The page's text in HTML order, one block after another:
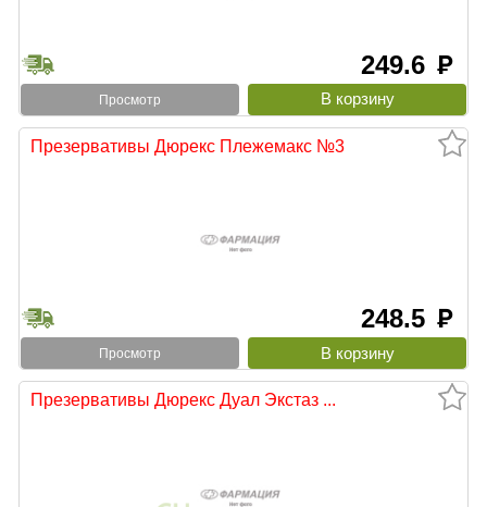
249.6 руб
Просмотр
Презервативы Дюрекс Плежемакс №3
248.5 руб
Просмотр
Презервативы Дюрекс Дуал Экстаз ...